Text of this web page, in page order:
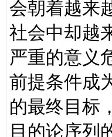
会朝着越来
社会中却越
严重的意义
前提条件成
的最终目标
目的论序列